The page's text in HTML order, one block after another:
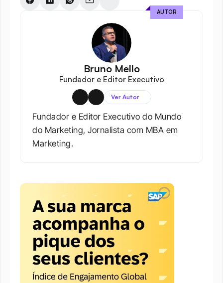
Bruno Mello
Fundador e Editor Executivo
Ver Autor
Fundador e Editor Executivo do Mundo
do Marketing, Jornalista com MBA em
Marketing.
AUTOR